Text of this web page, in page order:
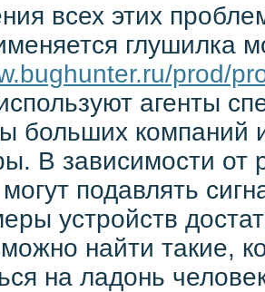
всех этих
глушилка
prod/
агенты
больших компаний
В зависимости от
подавлять
устройств
найти такие,
на ладонь